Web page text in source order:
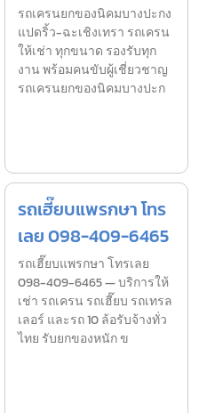
รถเครนยกของนิคมบางปะกง
แปดริ้ว-ฉะเชิงเทรา รถเครน
ให้เช่า ทุกขนาด รองรับทุก
งาน พร้อมคนขับผู้เชี่ยวชาญ
รถเครนยกของนิคมบางปะก
รถเฮี๊ยบแพรกษา โทร
เลย 098-409-6465
รถเฮี๊ยบแพรกษา โทรเลย
098-409-6465 — บริการให้
เช่า รถเครน รถเฮี๊ยบ รถเทรล
เลอร์ และรถ 10 ล้อรับจ้างทั่ว
ไทย รับยกของหนัก ข